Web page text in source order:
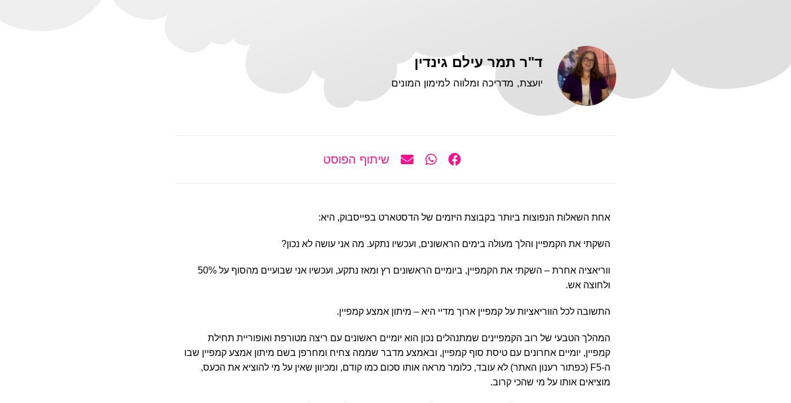
ד"ר תמר עילם גינדין
יועצת, מדריכה ומלווה למימון המונים
שיתוף הפוסט
אחת השאלות הנפוצות ביותר בקבוצת היזמים של הדסטארט בפייסבוק, היא:
השקתי את הקמפיין והלך מעולה בימים הראשונים, ועכשיו נתקע. מה אני עושה לא נכון?
ווריאציה אחרת – השקתי את הקמפיין, ביומיים הראשונים רץ ומאז נתקע, ועכשיו אני שבועיים מהסוף על 50%
ולחוצה אש.
התשובה לכל הווריאציות על קמפיין ארוך מדיי היא – מיתון אמצע קמפיין.
המהלך הטבעי של רוב הקמפיינים שמתנהלים נכון הוא יומיים ראשונים עם ריצה מטורפת ואופוריית תחילת
קמפיין, יומיים אחרונים עם טיסת סוף קמפיין, ובאמצע מדבר שממה צחיח ומחרפן בשם מיתון אמצע קמפיין שבו
ה-F5 (כפתור רענון האתר) לא עובד, כלומר מראה אותו סכום כמו קודם, ומכיוון שאין על מי להוציא את הכעס,
מוציאים אותו על מי שהכי קרוב.